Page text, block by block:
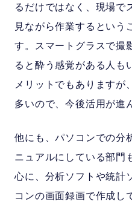
るだけではなく、現場で
見ながら作業するという
す。スマートグラスで撮
ると酔う感覚がある人も
メリットでもありますが
多いので、今後活用が進
他にも、パソコンでの分
ニュアルにしている部門
心に、分析ソフトや統計
コンの画面録画で作成し